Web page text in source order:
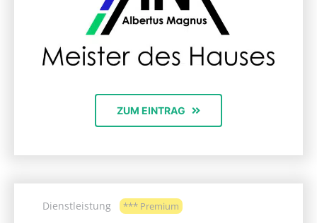
ZUM EINTRAG
Dienstleistung *** Premium